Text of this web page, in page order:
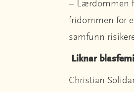
– Lærdommen
fridommen for
samfunn
Liknar
Christian